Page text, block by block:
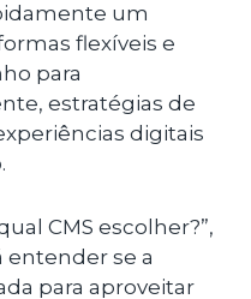
um
flexíveis e
para
estratégias de
digitais
CMS escolher?”,
entender se a
para aproveitar